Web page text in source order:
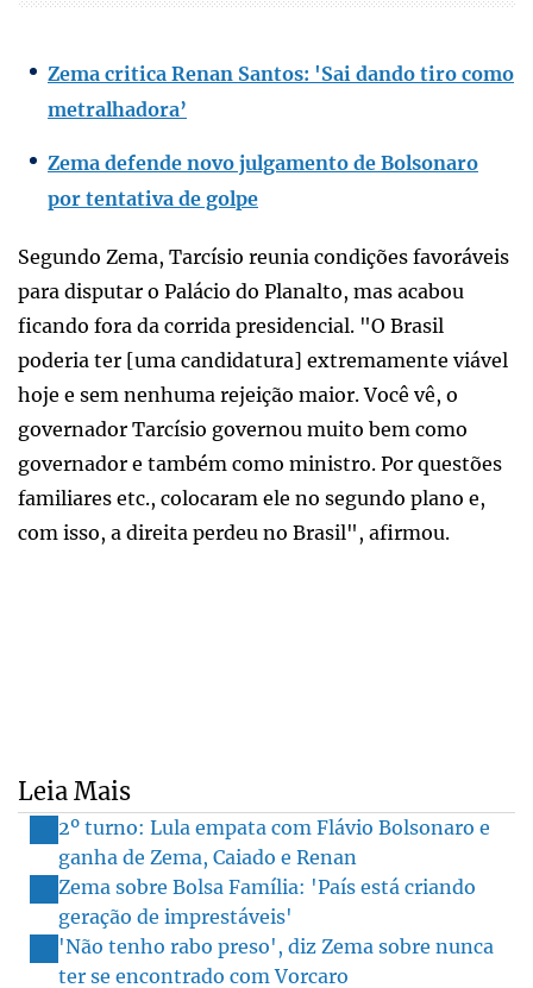
Zema critica Renan Santos: 'Sai dando tiro como
metralhadora’
Zema defende novo julgamento de Bolsonaro
por tentativa de golpe
Segundo Zema, Tarcísio reunia condições favoráveis
para disputar o Palácio do Planalto, mas acabou
ficando fora da corrida presidencial. "O Brasil
poderia ter [uma candidatura] extremamente viável
hoje e sem nenhuma rejeição maior. Você vê, o
governador Tarcísio governou muito bem como
governador e também como ministro. Por questões
familiares etc., colocaram ele no segundo plano e,
com isso, a direita perdeu no Brasil", afirmou.
Leia Mais
2º turno: Lula empata com Flávio Bolsonaro e
ganha de Zema, Caiado e Renan
Zema sobre Bolsa Família: 'País está criando
geração de imprestáveis'
'Não tenho rabo preso', diz Zema sobre nunca
ter se encontrado com Vorcaro